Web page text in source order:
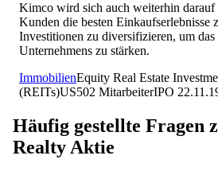
Kimco wird sich auch weiterhin darauf
Kunden die besten Einkaufserlebnisse
Investitionen zu diversifizieren, um das
Unternehmens zu stärken.
ImmobilienEquity Real Estate
(REITs)US502 MitarbeiterIPO
Häufig gestellte Fragen
Realty Aktie